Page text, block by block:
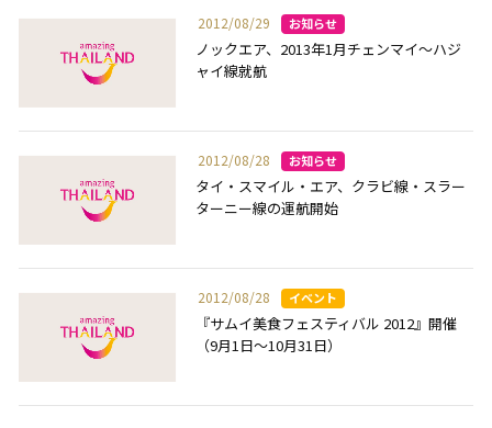
2012/08/29
ノックエア、2013年1月チェンマイ～ハジ
ャイ線就航
2012/08/28
タイ・スマイル・エア、クラビ線・スラー
ターニー線の運航開始
2012/08/28
『サムイ美食フェスティバル 2012』開催
（9月1日～10月31日）